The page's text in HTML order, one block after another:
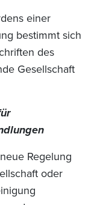
einer
bestimmt sich
des
Gesellschaft
Regelung
oder